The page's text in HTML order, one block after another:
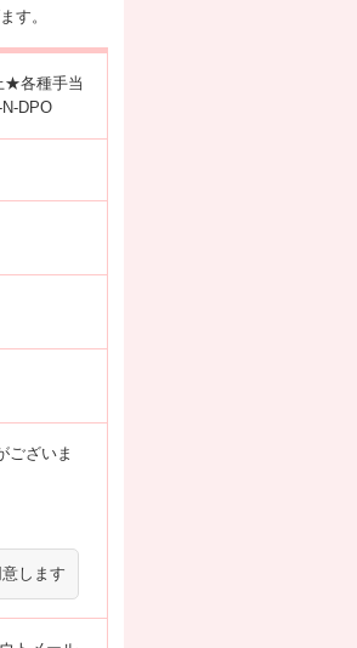
す。
★各種手当
DPO
ございま
します